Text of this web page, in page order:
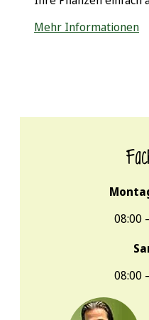
verzweigen.
Auch wenn Liguster
Mehr Informationen
08:00
08:00